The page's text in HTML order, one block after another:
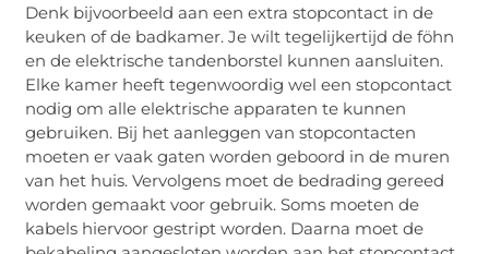
Denk bijvoorbeeld aan een extra stopcontact in de
keuken of de badkamer. Je wilt tegelijkertijd de föhn
en de elektrische tandenborstel kunnen aansluiten.
Elke kamer heeft tegenwoordig wel een stopcontact
nodig om alle elektrische apparaten te kunnen
gebruiken. Bij het aanleggen van stopcontacten
moeten er vaak gaten worden geboord in de muren
van het huis. Vervolgens moet de bedrading gereed
worden gemaakt voor gebruik. Soms moeten de
kabels hiervoor gestript worden. Daarna moet de